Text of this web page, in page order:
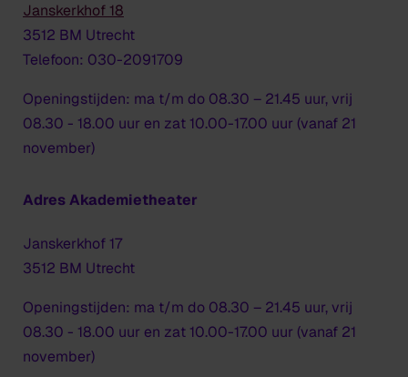
Janskerkhof 18
3512 BM Utrecht
Telefoon: 030-2091709
Openingstijden: ma t/m do 08.30 – 21.45 uur, vrij
08.30 - 18.00 uur en zat 10.00-17.00 uur (vanaf 21
november)
Adres Akademietheater
Janskerkhof 17
3512 BM Utrecht
Openingstijden: ma t/m do 08.30 – 21.45 uur, vrij
08.30 - 18.00 uur en zat 10.00-17.00 uur (vanaf 21
november)